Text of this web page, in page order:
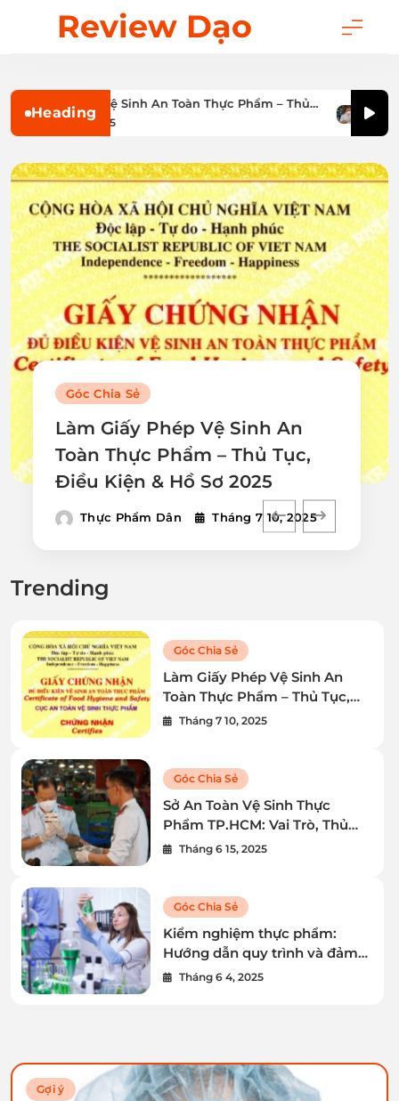
Review Dạo
Heading
Phép Vệ Sinh An Toàn Thực Phẩm – Thủ
Kiện & Hồ Sơ 2025
7 10, 2025
Tục
Góc Chia Sẻ
Làm Giấy Phép Vệ Sinh An
Toàn Thực Phẩm – Thủ Tục,
Điều Kiện & Hồ Sơ 2025
Thực Phẩm Dân Tháng 7 10, 2025
Trending
Góc Chia Sẻ
Làm Giấy Phép Vệ Sinh An
Toàn Thực Phẩm – Thủ Tục,
Điều Kiện & Hồ Sơ 2025
Tháng 7 10, 2025
Góc Chia Sẻ
Sở An Toàn Vệ Sinh Thực
Phẩm TP.HCM: Vai Trò, Thủ
Tục và Hỗ Trợ Doanh Nghiệp
Tháng 6 15, 2025
Góc Chia Sẻ
Kiểm nghiệm thực phẩm:
Hướng dẫn quy trình và đảm
bảo an toàn
Tháng 6 4, 2025
Gợi ý